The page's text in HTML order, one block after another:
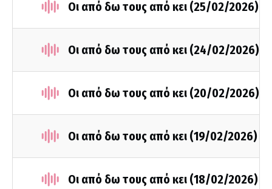
Οι από δω τους από κει (25/02/2026)
Οι από δω τους από κει (24/02/2026)
Οι από δω τους από κει (20/02/2026)
Οι από δω τους από κει (19/02/2026)
Οι από δω τους από κει (18/02/2026)